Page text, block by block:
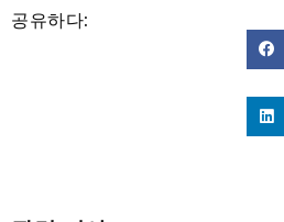
공유하다: